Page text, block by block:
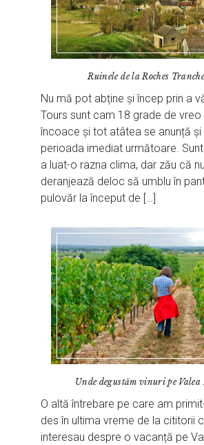
Ruinele de la Roches
Nu mă pot abține și încep prin a
Tours sunt cam 18 grade de
încoace și tot atâtea se anunță și
perioada imediat următoare.
a luat-o razna clima, dar zău că
deranjează deloc să umblu în
pulovăr la început de […]
Unde degustăm vinuri pe Valea
O altă întrebare pe care am
des în ultima vreme de la cititorii
interesau despre o vacanță pe